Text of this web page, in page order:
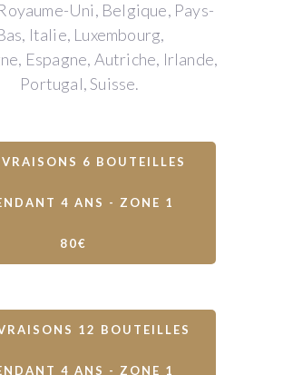
Uni, Belgique, Pays-
Italie, Luxembourg,
Espagne, Autriche, Irlande,
Portugal, Suisse.
6 BOUTEILLES
4 ANS - ZONE 1
80€
12 BOUTEILLES
4 ANS - ZONE 1